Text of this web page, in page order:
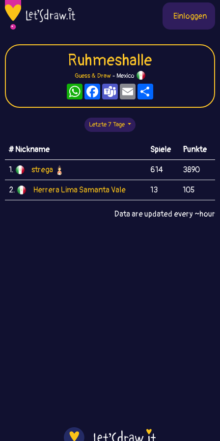
Einloggen
Ruhmeshalle
Guess & Draw- Mexico
WhatsAppFacebook
TeamsEmail
Letzte 7 Tage
# Nickname Spiele Punkte
1. strega 614 3890
2. Herrera Lima Samanta Vale 13 105
Data are updated every ~hour